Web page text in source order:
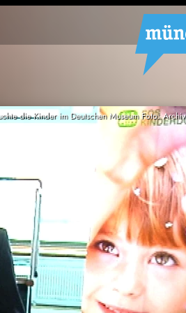
die Kinder im Deutschen Museum Foto: Archiv